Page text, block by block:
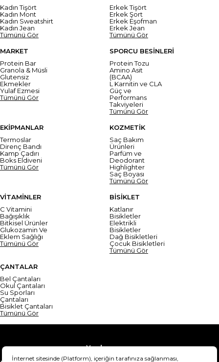
Kadın Tişört
Kadın Mont
Kadın Sweatshirt
Kadın Jean
Tümünü Gör
Erkek Tişört
Erkek Şort
Erkek Eşofman
Erkek Jean
Tümünü Gör
MARKET
Protein Bar
Granola & Müsli
Glutensiz
Ekmekler
Yulaf Ezmesi
Tümünü Gör
SPORCU BESİNLERİ
Protein Tozu
Amino Asit
(BCAA)
L Karnitin ve CLA
Güç ve
Performans
Takviyeleri
Tümünü Gör
EKİPMANLAR
Termoslar
Direnç Bandı
Kamp Çadırı
Boks Eldiveni
Tümünü Gör
KOZMETİK
Saç Bakım
Ürünleri
Parfüm ve
Deodorant
Highlighter
Saç Boyası
Tümünü Gör
VİTAMİNLER
C Vitamini
Bağışıklık
Bitkisel Ürünler
Glukozamin Ve
Eklem Sağlığı
Tümünü Gör
BİSİKLET
Katlanır
Bisikletler
Elektrikli
Bisikletler
Dağ Bisikletleri
Çocuk Bisikletleri
Tümünü Gör
ÇANTALAR
Bel Çantaları
Okul Çantaları
Su Sporları
Çantaları
Bisiklet Çantaları
Tümünü Gör
Yardım